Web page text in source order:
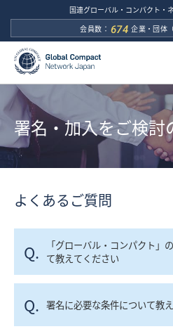
国連グローバル・コンパクト・
会員数： 674 企業・団体
署名・加入をご検討
よくあるご質問
Q.
「グローバル・コンパクト」
て教えてください
Q. 署名に必要な条件について教